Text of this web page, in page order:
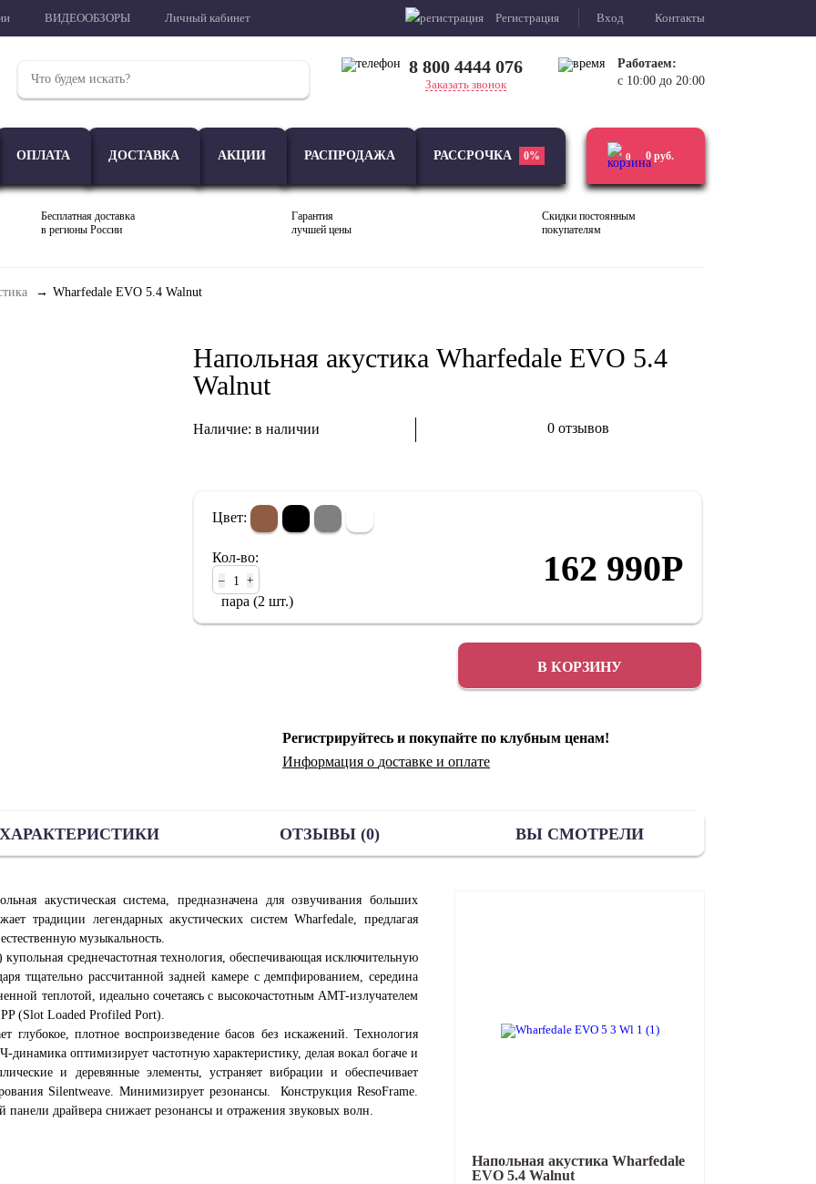
ВИДЕООБЗОРЫ Личный кабинет Регистрация Вход Контакты
8 800 4444 076
Заказать звонок
Работаем:
с 10:00 до 20:00
ОПЛАТА ДОСТАВКА АКЦИИ РАСПРОДАЖА РАССРОЧКА 0% 0 0 руб.
Бесплатная доставка
в регионы России
Гарантия
лучшей цены
Скидки постоянным
покупателям
Wharfedale EVO 5.4 Walnut
Напольная акустика Wharfedale EVO 5.4
Walnut
Наличие: в наличии 0 отзывов
Цвет:
Кол-во:
– +
пара (2 шт.)
162 990Р
В КОРЗИНУ
Регистрируйтесь и покупайте по клубным ценам!
Информация о доставке и оплате
ХАРАКТЕРИСТИКИ ОТЗЫВЫ (0) ВЫ СМОТРЕЛИ
акустическая система, предназначена для озвучивания больших
традиции легендарных акустических систем Wharfedale, предлагая
музыкальность.
среднечастотная технология, обеспечивающая исключительную
тщательно рассчитанной задней камере с демпфированием, середина
теплотой, идеально сочетаясь с высокочастотным AMT-излучателем
(Slot Loaded Profiled Port).
глубокое, плотное воспроизведение басов без искажений. Технология
динамика оптимизирует частотную характеристику, делая вокал богаче и
и деревянные элементы, устраняет вибрации и обеспечивает
Silentweave. Минимизирует резонансы. Конструкция ResoFrame.
драйвера снижает резонансы и отражения звуковых волн.
Напольная акустика Wharfedale
EVO 5.4 Walnut